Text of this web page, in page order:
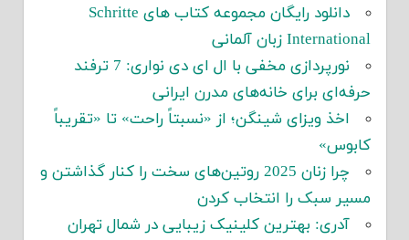
دانلود رایگان مجموعه کتاب های Schritte
International زبان آلمانی
نورپردازی مخفی با ال ای دی نواری: 7 ترفند
حرفه‌ای برای خانه‌های مدرن ایرانی
اخذ ویزای شینگن؛ از «نسبتاً راحت» تا «تقریباً
کابوس»
چرا زنان 2025 روتین‌های سخت را کنار گذاشتن و
مسیر سبک را انتخاب کردن
آدری: بهترین کلینیک زیبایی در شمال تهران